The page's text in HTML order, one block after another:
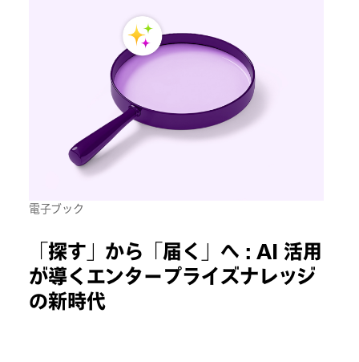
電子ブック
「探す」から「届く」へ : AI 活用
が導くエンタープライズナレッジ
の新時代